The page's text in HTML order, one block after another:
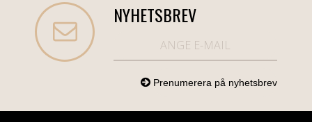
NYHETSBREV